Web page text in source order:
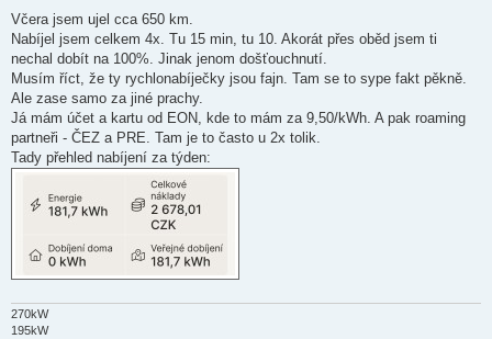
í
p
ě
e
k
Včera jsem ujel cca 650 km.
Nabíjel jsem celkem 4x. Tu 15 min, tu 10. Akorát přes oběd jsem ti
nechal dobít na 100%. Jinak jenom došťouchnutí.
Musím říct, že ty rychlonabíječky jsou fajn. Tam se to sype fakt pěkně.
Ale zase samo za jiné prachy.
Já mám účet a kartu od EON, kde to mám za 9,50/kWh. A pak roaming
partneři - ČEZ a PRE. Tam je to často u 2x tolik.
Tady přehled nabíjení za týden:
270kW
195kW